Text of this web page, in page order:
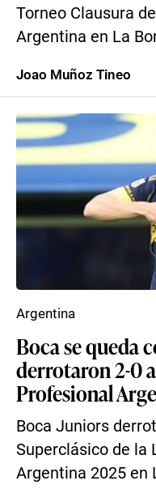
Torneo Clausura
Argentina en La
Joao Muñoz Tineo
Boca se queda
derrotaron 2-0
Profesional
Boca Juniors
Superclásico de la
Argentina 2025 en
Argentina